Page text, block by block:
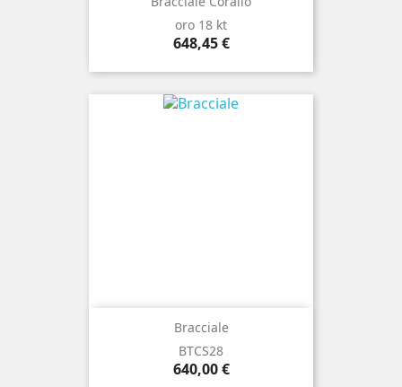
oro 18 kt
Prezzo
648,45 €
Bracciale
BTCS28
Prezzo
640,00 €